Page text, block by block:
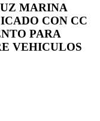
MARINA
CON CC
PARA
VEHICULOS